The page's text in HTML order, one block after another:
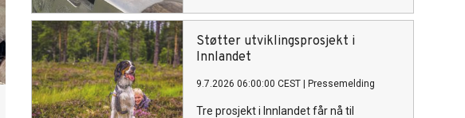
Støtter utviklingsprosjekt i
Innlandet
9.7.2026 06:00:00 CEST Pressemelding
Tre prosjekt i Innlandet får nå til